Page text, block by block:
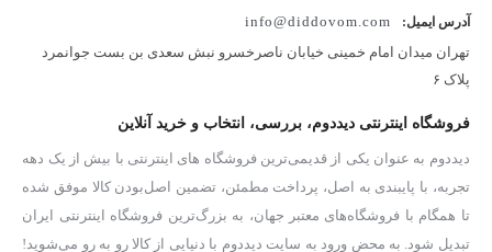
آدرس ایمیل:
info@diddovom.com
تهران میدان امام خمینی خیابان ناصرخسرو نبش سعدی بن بست جوانمرد
پلاک ۶
فروشگاه اینترنتی دیددوم، بررسی، انتخاب و خرید آنلاین
دیددوم به عنوان یکی از قدیمی‌ترین فروشگاه های اینترنتی با بیش از یک دهه
تجربه، با پایبندی به اصل، پرداخت مطمئن، تضمین اصل‌بودن کالا موفق شده
تا همگام با فروشگاه‌های معتبر جهان، به بزرگ‌ترین فروشگاه اینترنتی ایران
تبدیل شود. به محض ورود به سایت دیددوم با دنیایی از کالا رو به رو می‌شوید!